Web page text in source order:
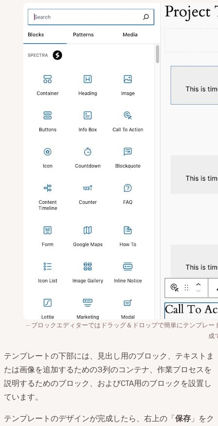
ブロックエディターではドラッグ＆ドロップで簡単にテンプレー
成
テンプレートの下部には、見出し用のブロック、テキストま
たは画像を追加するための3列のコンテナ、作業プロセスを
説明するためのブロック、およびCTA用のブロックを設置し
ています。
テンプレートのデザインが完成したら、右上の「保存 」をク